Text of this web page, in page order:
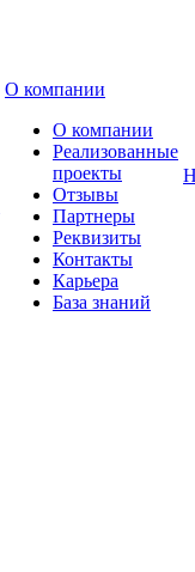
О компании
О компании
Реализованные
проекты
Отзывы
Партнеры
Реквизиты
Контакты
Карьера
База знаний